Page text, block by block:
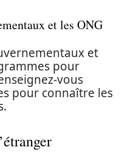
et les ONG
et
pour
vous
pour connaître les